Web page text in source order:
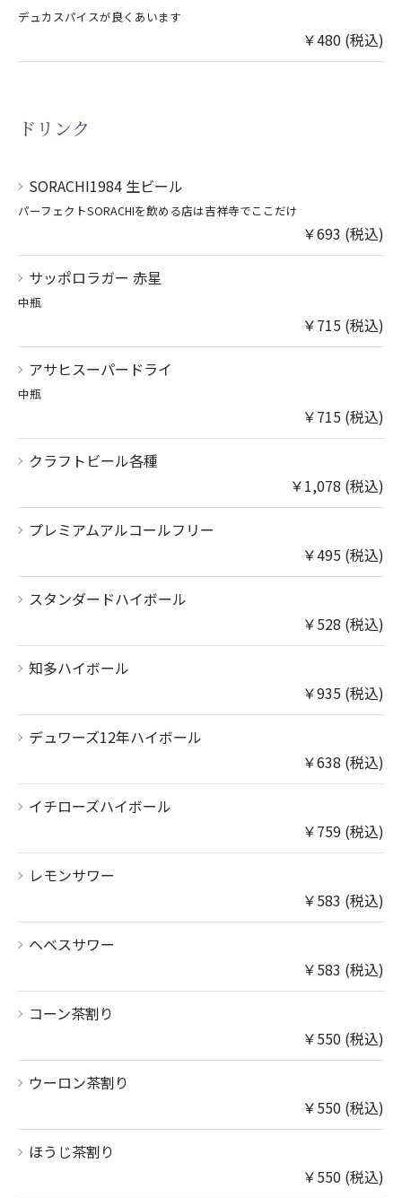
デュカスパイスが良くあいます
￥480 (税込)
ドリンク
SORACHI1984 生ビール
パーフェクトSORACHIを飲める店は吉祥寺でここだけ
￥693 (税込)
サッポロラガー 赤星
中瓶
￥715 (税込)
アサヒスーパードライ
中瓶
￥715 (税込)
クラフトビール各種
￥1,078 (税込)
プレミアムアルコールフリー
￥495 (税込)
スタンダードハイボール
￥528 (税込)
知多ハイボール
￥935 (税込)
デュワーズ12年ハイボール
￥638 (税込)
イチローズハイボール
￥759 (税込)
レモンサワー
￥583 (税込)
ヘベスサワー
￥583 (税込)
コーン茶割り
￥550 (税込)
ウーロン茶割り
￥550 (税込)
ほうじ茶割り
￥550 (税込)
ご予約はこちら